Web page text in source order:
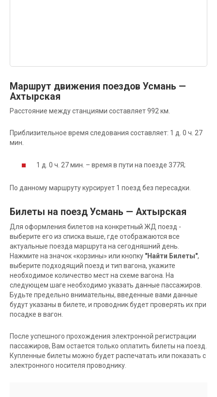
Маршрут движения поездов Усмань —
Ахтырская
Расстояние между станциями составляет 992 км.
Приблизительное время следования составляет: 1 д. 0 ч. 27
мин.
1 д. 0 ч. 27 мин. – время в пути на поезде 377Я;
По данному маршруту курсирует 1 поезд без пересадки.
Билеты на поезд Усмань — Ахтырская
Для оформления билетов на конкретный ЖД поезд -
выберите его из списка выше, где отображаются все
актуальные поезда маршрута на сегодняшний день.
Нажмите на значок «корзины» или кнопку "Найти Билеты",
выберите подходящий поезд и тип вагона, укажите
необходимое количество мест на схеме вагона. На
следующем шаге необходимо указать данные пассажиров.
Будьте предельно внимательны, введенные вами данные
будут указаны в билете, и проводник будет проверять их при
посадке в вагон.
После успешного прохождения электронной регистрации
пассажиров, Вам остается только оплатить билеты на поезд.
Купленные билеты можно будет распечатать или показать с
электронного носителя проводнику.